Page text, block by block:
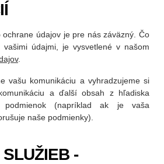
údajov je pre nás záväzný. Čo
údajmi, je vysvetlené v našom
.
vašu komunikáciu a vyhradzujeme si
a ďalší obsah z hľadiska
podmienok (napríklad ak je vaša
naše podmienky).
-